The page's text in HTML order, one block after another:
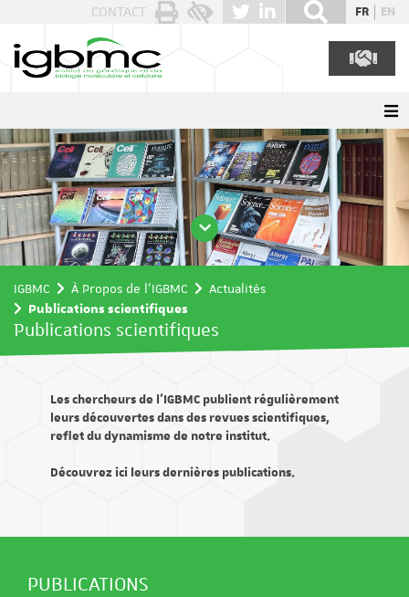
CONTACT FR EN
IGBMC À Propos de l'IGBMC
Actualités
Publications scientifiques
Publications scientifiques
Les chercheurs de l’IGBMC publient régulièrement
leurs découvertes dans des revues scientifiques,
reflet du dynamisme de notre institut.
Découvrez ici leurs dernières publications.
PUBLICATIONS
Panneau de gestion des cookies